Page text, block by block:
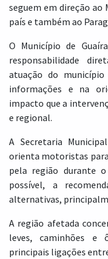
seguem em direção ao
país e também ao
O Município de
responsabilidade
atuação do
informações e na
impacto que a
e regional.
A Secretaria
orienta motoristas
pela região durante
possível, a
alternativas,
A região afetada
leves, caminhões e
principais ligações